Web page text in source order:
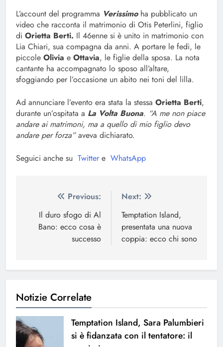
L’account del programma Verissimo ha pubblicato un
video che racconta il matrimonio di Otis Peterlini, figlio
di Orietta Berti. Il 46enne si è unito in matrimonio con
Lia Chiari, sua compagna da anni. A portare le fedi, le
piccole Olivia e Ottavia, le figlie della sposa. La nota
cantante ha accompagnato lo sposo all’altare,
sfoggiando per l’occasione un abito nei toni del lilla.
Ad annunciare l’evento era stata la stessa Orietta Berti,
durante un’ospitata a La Volta Buona. “A me non piace
andare ai matrimoni, ma a quello di mio figlio devo
andare per forza”aveva dichiarato.
Seguici anche su Twitter e WhatsApp
Navigazione
articoli
Previous:
Il duro sfogo di Al
Bano: ecco cosa è
successo
Next:
Temptation Island,
presentata una nuova
coppia: ecco chi sono
Notizie Correlate
Temptation Island, Sara Palumbieri
si è fidanzata con il tentatore: il